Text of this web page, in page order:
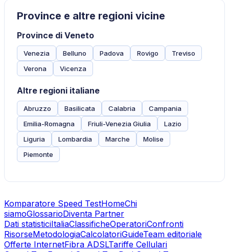
Province e altre regioni vicine
Province di Veneto
Venezia Belluno Padova Rovigo
Treviso
Verona
Vicenza
Altre regioni italiane
Abruzzo Basilicata Calabria
Campania
Emilia-Romagna
Friuli-Venezia Giulia
Lazio
Liguria
Lombardia Marche
Molise
Piemonte
Komparatore Speed TestHomeChi
siamoGlossarioDiventa Partner
Dati statisticiItaliaClassificheOperatoriConfronti
RisorseMetodologiaCalcolatoriGuideTeam editoriale
Offerte InternetFibra ADSLTariffe Cellulari